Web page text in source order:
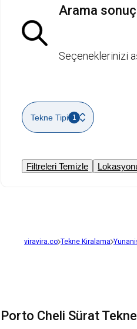
Arama
Seçeneklerinizi
Tekne Tipi 1
Filtreleri Temizle
viravira.co Tekne Kiralama
Porto Cheli Sürat